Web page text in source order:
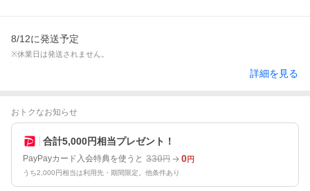
8/12に発送予定
※休業日は発送されません。
詳細を見る
おトクなお知らせ
合計5,000円相当プレゼント！
PayPayカード入会特典を使うと 330円 0円
うち2,000円相当は利用先・期間限定。他条件あり